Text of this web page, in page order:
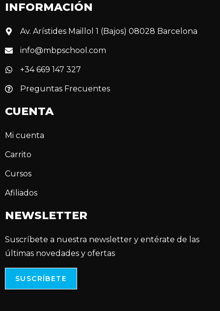
INFORMACIÓN
Av. Arístides Maillol 1 (Bajos) 08028 Barcelona
info@mbpschool.com
+34 669 147 327
Preguntas Frecuentes
CUENTA
Mi cuenta
Carrito
Cursos
Afiliados
NEWSLETTER
Suscríbete a nuestra newsletter y entérate de las
últimas novedades y ofertas
SUSCRÍBETE